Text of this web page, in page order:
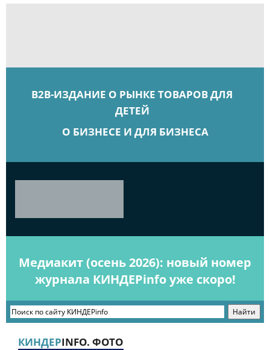
B2B-ИЗДАНИЕ О РЫНКЕ ТОВАРОВ ДЛЯ
ДЕТЕЙ
О БИЗНЕСЕ И ДЛЯ БИЗНЕСА
Медиакит (осень 2026): новый номер
журнала КИНДЕРinfo уже скоро!
КИНДЕРINFO. ФОТО